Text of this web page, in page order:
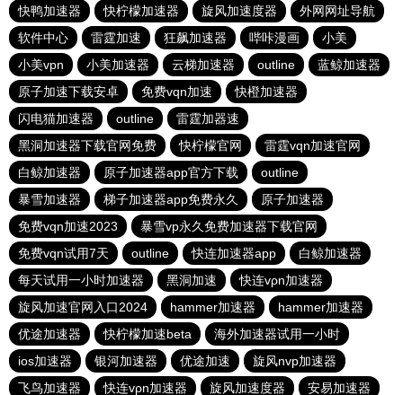
快鸭加速器
快柠檬加速器 旋风加速度器
外网网址导航
软件中心
雷霆加速 狂飙加速器 哔咔漫画
小美
小美vpn
小美加速器 云梯加速器 outline
蓝鲸加速器
原子加速下载安卓
免费vqn加速
快橙加速器
闪电猫加速器
outline
雷霆加器速
黑洞加速器下载官网免费
快柠檬官网
雷霆vqn加速官网
白鲸加速器
原子加速器app官方下载
outline
暴雪加速器
梯子加速器app免费永久
原子加速器
免费vqn加速2023
暴雪vp永久免费加速器下载官网
免费vqn试用7天
outline 快连加速器app
白鲸加速器
每天试用一小时加速器
黑洞加速
快连vρn加速器
旋风加速官网入口2024
hammer加速器
hammer加速器
优途加速器
快柠檬加速beta
海外加速器试用一小时
ios加速器
银河加速器 优途加速
旋风nvp加速器
飞鸟加速器
快连vρn加速器 旋风加速度器 安易加速器